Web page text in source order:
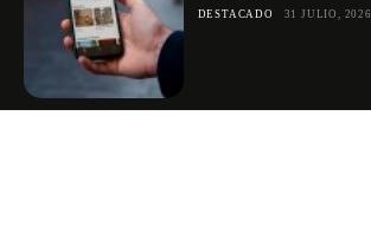
DESTACADO 31 JULIO, 2026